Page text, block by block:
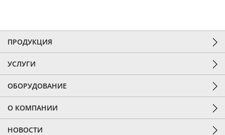
ПРОДУКЦИЯ
УСЛУГИ
ОБОРУДОВАНИЕ
О КОМПАНИИ
НОВОСТИ